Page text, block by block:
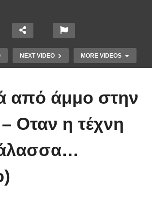
NEXT VIDEO MORE VIDEOS
από άμμο στην
Οταν η τέχνη